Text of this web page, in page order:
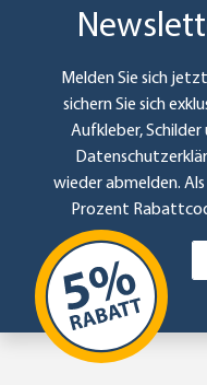
Melden Sie sich
sichern Sie sich
Aufkleber,
wieder abmelden.
Prozent